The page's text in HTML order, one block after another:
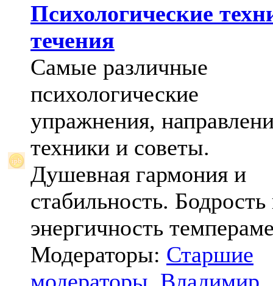
Психологические
течения
Самые различные
психологические
упражнения,
техники и советы.
Душевная гармония и
стабильность. Бодрость
энергичность
Модераторы: Старшие